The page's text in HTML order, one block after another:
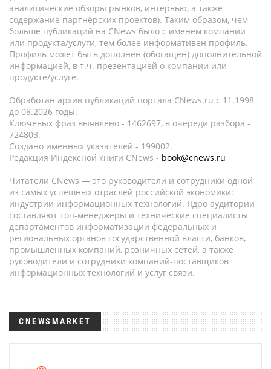
аналитические обзоры рынков, интервью, а также
содержание партнёрских проектов). Таким образом, чем
больше публикаций на CNews было с именем компании
или продукта/услуги, тем более информативен профиль.
Профиль может быть дополнен (обогащен) дополнительной
информацией, в т.ч. презентацией о компании или
продукте/услуге.
Обработан архив публикаций портала CNews.ru c 11.1998
до 08.2026 годы.
Ключевых фраз выявлено - 1462697, в очереди разбора -
724803.
Создано именных указателей - 199002.
Редакция Индексной книги CNews - book@cnews.ru
Читатели CNews — это руководители и сотрудники одной
из самых успешных отраслей российской экономики:
индустрии информационных технологий. Ядро аудитории
составляют топ-менеджеры и технические специалисты
департаментов информатизации федеральных и
региональных органов государственной власти, банков,
промышленных компаний, розничных сетей, а также
руководители и сотрудники компаний-поставщиков
информационных технологий и услуг связи.
CNEWSMARKET